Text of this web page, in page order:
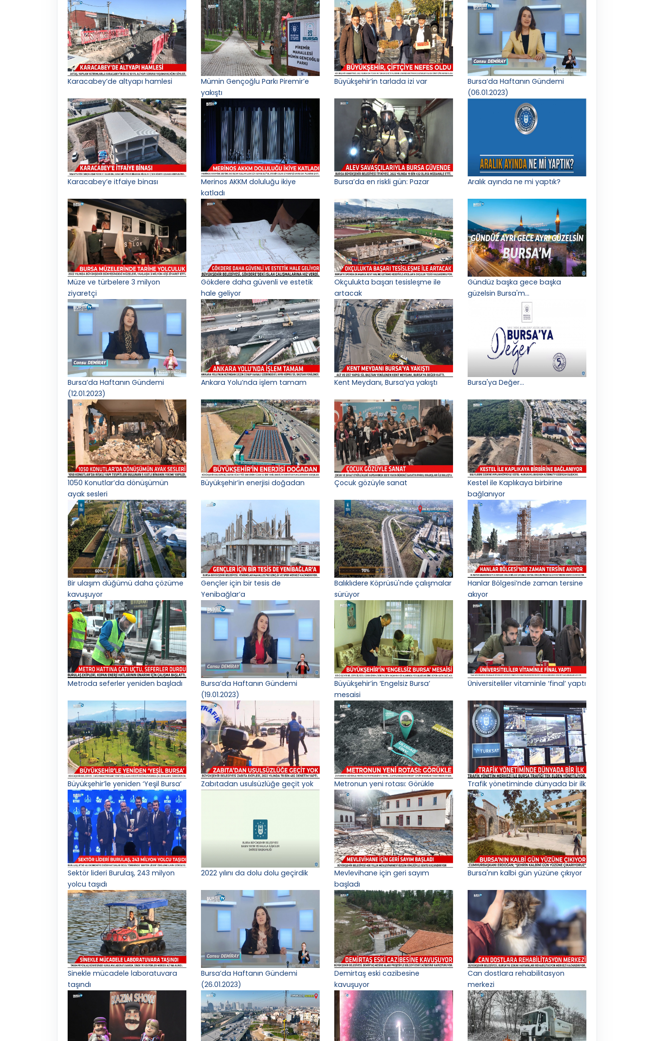
Karacabey’de altyapı hamlesi
Mümin Gençoğlu Parkı Piremir’e
yakıştı
Büyükşehir’in tarlada izi var
Bursa’da Haftanın Gündemi
(06.01.2023)
Karacabey’e itfaiye binası
Merinos AKKM doluluğu ikiye
katladı
Bursa’da en riskli gün: Pazar Aralık ayında ne mi yaptık?
Müze ve türbelere 3 milyon
ziyaretçi
Gökdere daha güvenli ve estetik
hale geliyor
Okçulukta başarı tesisleşme ile
artacak
Gündüz başka gece başka
güzelsin Bursa'm...
Bursa’da Haftanın Gündemi
(12.01.2023)
Ankara Yolu’nda işlem tamam Kent Meydanı, Bursa’ya yakıştı Bursa'ya Değer...
1050 Konutlar’da dönüşümün
ayak sesleri
Büyükşehir’in enerjisi doğadan Çocuk gözüyle sanat
Kestel ile Kaplıkaya birbirine
bağlanıyor
Bir ulaşım düğümü daha çözüme
kavuşuyor
Gençler için bir tesis de
Yenibağlar’a
Balıklıdere Köprüsü'nde çalışmalar
sürüyor
Hanlar Bölgesi’nde zaman tersine
akıyor
Metroda seferler yeniden başladı
Bursa’da Haftanın Gündemi
(19.01.2023)
Büyükşehir’in ‘Engelsiz Bursa’
mesaisi
Üniversiteliler vitaminle ‘final’ yaptı
Büyükşehir’le yeniden ‘Yeşil Bursa’ Zabıtadan usulsüzlüğe geçit yok Metronun yeni rotası: Görükle Trafik yönetiminde dünyada bir ilk
Sektör lideri Burulaş, 243 milyon
yolcu taşıdı
2022 yılını da dolu dolu geçirdik
Mevlevihane için geri sayım
başladı
Bursa'nın kalbi gün yüzüne çıkıyor
Sinekle mücadele laboratuvara
taşındı
Bursa’da Haftanın Gündemi
(26.01.2023)
Demirtaş eski cazibesine
kavuşuyor
Can dostlara rehabilitasyon
merkezi